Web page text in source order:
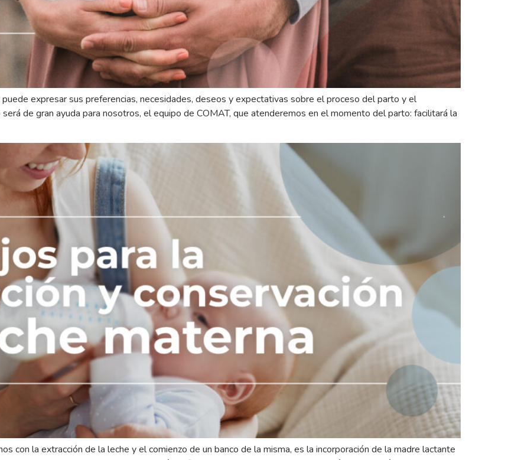
expresar sus preferencias, necesidades, deseos y expectativas sobre el proceso del parto y el
de gran ayuda para nosotros, el equipo de COMAT, que atenderemos en el momento del parto: facilitará la
con la extracción de la leche y el comienzo de un banco de la misma, es la incorporación de la madre lactante